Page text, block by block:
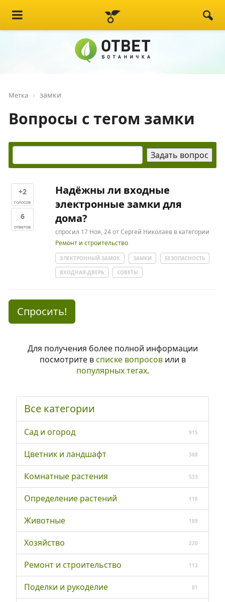
Метка замки
Вопросы с тегом замки
+2
голосов
6
ответов
Надёжны ли входные
электронные замки для
дома?
спросил 17 Ноя, 24отСергей Николаев в категории
Ремонт и строительство
ЭЛЕКТРОННЫЙ-ЗАМОК ЗАМКИ
БЕЗОПАСНОСТЬ
ВХОДНАЯ-ДВЕРЬ
СОВЕТЫ
Спросить!
Для получения более полной информации
посмотрите всписке вопросовили в
популярных тегах.
Все категории
Сад и огород 915
Цветник и ландшафт 388
Комнатные растения 533
Определение растений 118
Животные 189
Хозяйство 220
Ремонт и строительство 112
Поделки и рукоделие 81